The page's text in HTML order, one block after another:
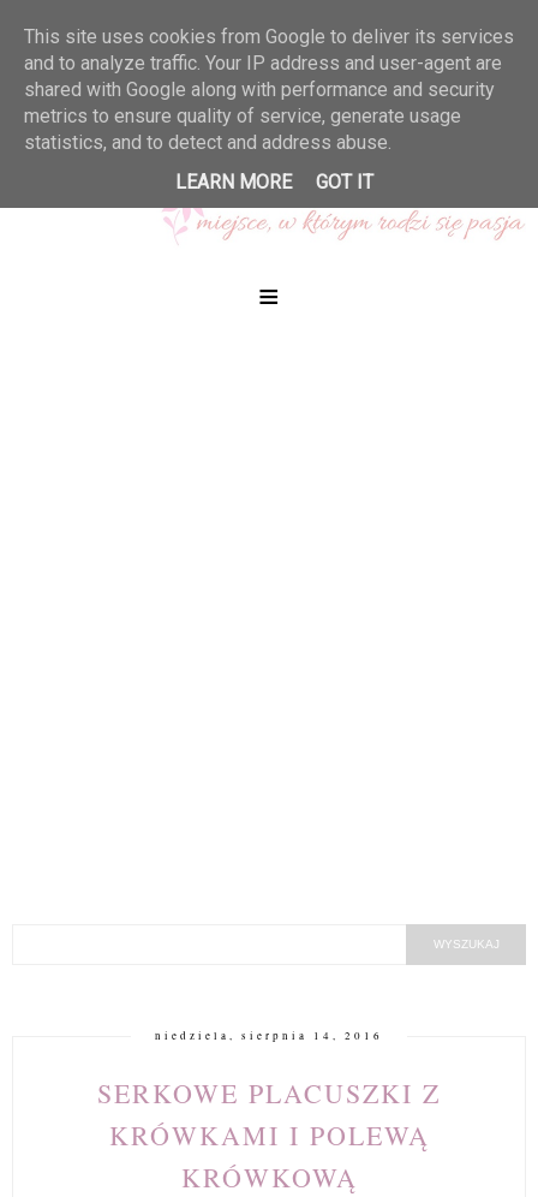
≡
niedziela, sierpnia 14, 2016
SERKOWE PLACUSZKI Z
KRÓWKAMI I POLEWĄ
KRÓWKOWĄ
This site uses cookies from Google to deliver its services
and to analyze traffic. Your IP address and user-agent are
shared with Google along with performance and security
metrics to ensure quality of service, generate usage
statistics, and to detect and address abuse.
LEARN MORE
GOT IT